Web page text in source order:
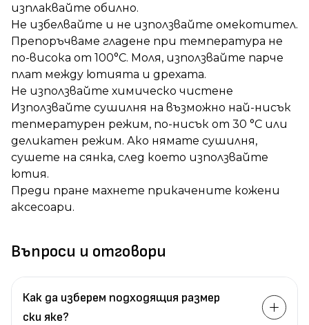
изплаквайте обилно.
Не избелвайте и не използвайте омекотител.
Препоръчваме гладене при температура не
по-висока от 100°C. Моля, използвайте парче
плат между ютията и дрехата.
Не използвайте химическо чистене
Използвайте сушилня на възможно най-нисък
тепмературен режим, по-нисък от 30 °C или
деликатен режим. Ако нямате сушилня,
сушете на сянка, след което използвайте
ютия.
Преди пране махнете прикачените кожени
аксесоари.
Въпроси и отговори
Как да изберем подходящия размер
ски яке?